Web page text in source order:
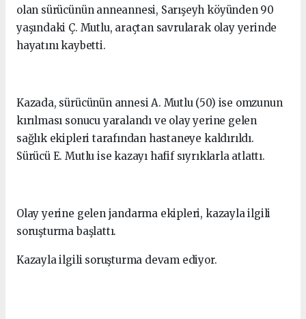
olan sürücünün anneannesi, Sarışeyh köyünden 90
yaşındaki Ç. Mutlu, araçtan savrularak olay yerinde
hayatını kaybetti.
Kazada, sürücünün annesi A. Mutlu (50) ise omzunun
kırılması sonucu yaralandı ve olay yerine gelen
sağlık ekipleri tarafından hastaneye kaldırıldı.
Sürücü E. Mutlu ise kazayı hafif sıyrıklarla atlattı.
Olay yerine gelen jandarma ekipleri, kazayla ilgili
soruşturma başlattı.
Kazayla ilgili soruşturma devam ediyor.